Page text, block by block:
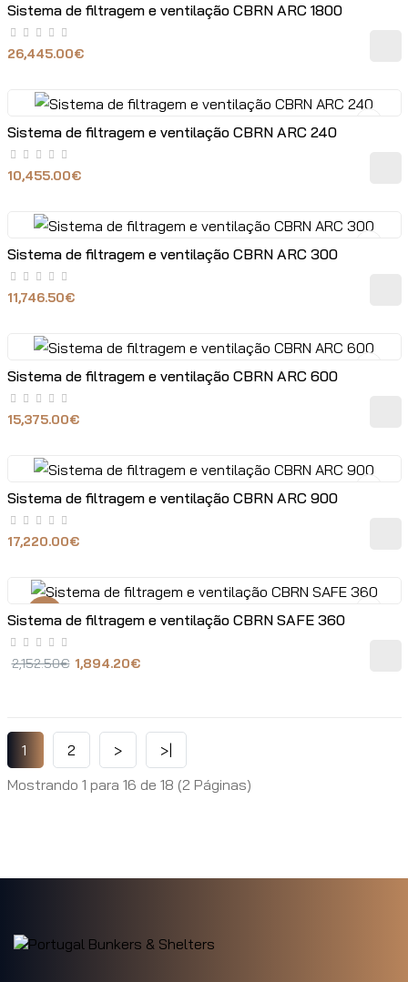
Sistema de filtragem e ventilação CBRN ARC 1800
26,445.00€
Sistema de filtragem e ventilação CBRN ARC 240
10,455.00€
Sistema de filtragem e ventilação CBRN ARC 300
11,746.50€
Sistema de filtragem e ventilação CBRN ARC 600
15,375.00€
Sistema de filtragem e ventilação CBRN ARC 900
17,220.00€
-12%
Sistema de filtragem e ventilação CBRN SAFE 360
2,152.50€ 1,894.20€
1 2 >
>|
Mostrando 1 para 16 de 18 (2 Páginas)